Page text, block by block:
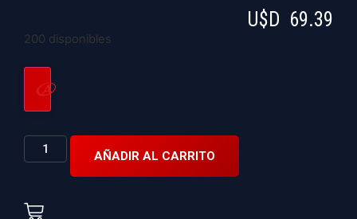
U$D 69.39
200 disponibles
AÑADIR AL CARRITO